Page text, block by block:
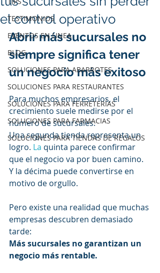
TESTIMONIOS
EVENTOS EN LINEA
BLOG
SOLUCIONES PARA ABARROTES
SOLUCIONES PARA RESTAURANTES
SOLUCIONES PARA FERRETERÍAS
SOLUCIONES PARA FARMACIAS
SOLUCIONES PARA TIENDAS DE REGALOS
el control operativo
Abrir más sucursales no
siempre significa tener
un negocio más exitoso
Para muchos empresarios, el
crecimiento suele medirse por el
número de sucursales.
Una segunda tienda representa un
logro. La quinta parece confirmar
que el negocio va por buen camino.
Y la décima puede convertirse en
motivo de orgullo.
Pero existe una realidad que muchas
empresas descubren demasiado
tarde:
Más sucursales no garantizan un
negocio más rentable.